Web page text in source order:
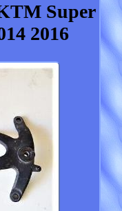
Super
2016